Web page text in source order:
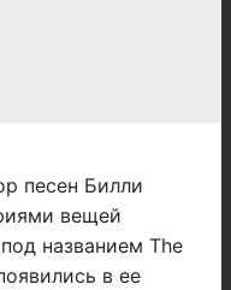
песен Билли
вещей
названием The
в ее